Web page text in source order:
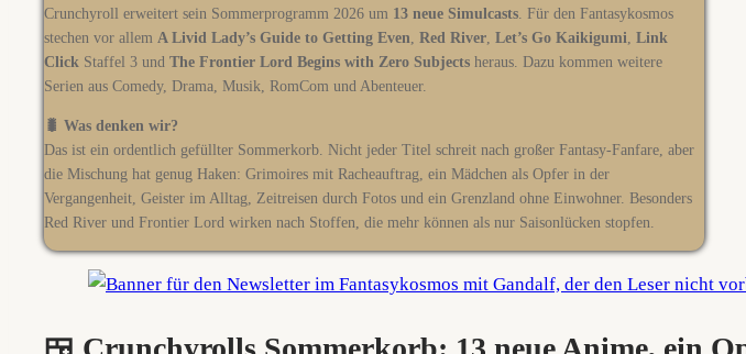
Crunchyroll erweitert sein Sommerprogramm 2026 um 13 neue Simulcasts. Für den Fantasykosmos
stechen vor allem A Livid Lady’s Guide to Getting Even, Red River, Let’s Go Kaikigumi, Link
Click Staffel 3 und The Frontier Lord Begins with Zero Subjects heraus. Dazu kommen weitere
Serien aus Comedy, Drama, Musik, RomCom und Abenteuer.
🐛 Was denken wir?
Das ist ein ordentlich gefüllter Sommerkorb. Nicht jeder Titel schreit nach großer Fantasy-Fanfare, aber
die Mischung hat genug Haken: Grimoires mit Racheauftrag, ein Mädchen als Opfer in der
Vergangenheit, Geister im Alltag, Zeitreisen durch Fotos und ein Grenzland ohne Einwohner. Besonders
Red River und Frontier Lord wirken nach Stoffen, die mehr können als nur Saisonlücken stopfen.